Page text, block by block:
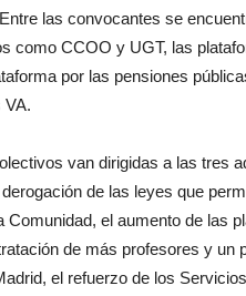
las convocantes se
como CCOO y UGT, las
por las pensiones
VA.
van dirigidas a las tres
de las leyes que
Comunidad, el aumento de las
de más profesores y un
el refuerzo de los